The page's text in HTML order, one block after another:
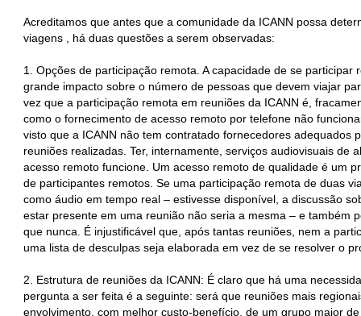
Acreditamos que antes que a comunidade da ICANN possa
viagens , há duas questões a serem observadas:
1. Opções de participação remota. A capacidade de se
grande impacto sobre o número de pessoas que devem viajar
vez que a participação remota em reuniões da ICANN é,
como o fornecimento de acesso remoto por telefone não
visto que a ICANN não tem contratado fornecedores adequados
reuniões realizadas. Ter, internamente, serviços audiovisuais de
acesso remoto funcione. Um acesso remoto de qualidade é um
de participantes remotos. Se uma participação remota de duas
como áudio em tempo real – estivesse disponível, a discussão
estar presente em uma reunião não seria a mesma – e também
que nunca. É injustificável que, após tantas reuniões, nem a
uma lista de desculpas seja elaborada em vez de se resolver o
2. Estrutura de reuniões da ICANN: É claro que há uma
pergunta a ser feita é a seguinte: será que reuniões mais
envolvimento, com melhor custo‐benefício, de um grupo maior